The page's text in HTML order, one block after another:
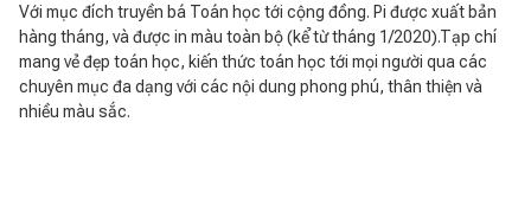
Với mục đích truyền bá Toán học tới cộng đồng. Pi được xuất bản
hàng tháng, và được in màu toàn bộ (kể từ tháng 1/2020).Tạp chí
mang vẻ đẹp toán học, kiến thức toán học tới mọi người qua các
chuyên mục đa dạng với các nội dung phong phú, thân thiện và
nhiều màu sắc.